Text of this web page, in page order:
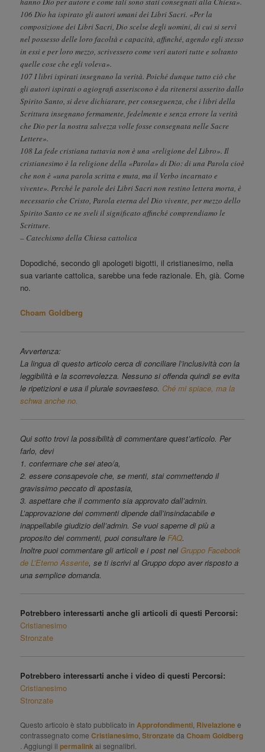
106 Dio ha ispirato gli autori umani dei Libri Sacri. «Per la
composizione dei Libri Sacri, Dio scelse degli uomini, di cui si servì
nel possesso delle loro facoltà e capacità, affinché, agendo egli stesso
in essi e per loro mezzo, scrivessero come veri autori tutte e soltanto
quelle cose che egli voleva».
107 I libri ispirati insegnano la verità. Poiché dunque tutto ciò che
gli autori ispirati o agiografi asseriscono è da ritenersi asserito dallo
Spirito Santo, si deve dichiarare, per conseguenza, che i libri della
Scrittura insegnano fermamente, fedelmente e senza errore la verità
che Dio per la nostra salvezza volle fosse consegnata nelle Sacre
Lettere».
108 La fede cristiana tuttavia non è una «religione del Libro». Il
cristianesimo è la religione della «Parola» di Dio: di una Parola cioè
che non è «una parola scritta e muta, ma il Verbo incarnato e
vivente». Perché le parole dei Libri Sacri non restino lettera morta, è
necessario che Cristo, Parola eterna del Dio vivente, per mezzo dello
Spirito Santo ce ne sveli il significato affinché comprendiamo le
Scritture.
– Catechismo della Chiesa cattolica
Dopodiché, secondo gli apologeti bigotti, il cristianesimo, nella
sua variante cattolica, sarebbe una fede razionale. Eh, già. Come
no.
Choam Goldberg
Avvertenza:
La lingua di questo articolo cerca di conciliare l’inclusività con la
leggibilità e la scorrevolezza. Nessuno si offenda quindi se evita
le ripetizioni e usa il plurale sovraesteso. Ché mi spiace, ma la
schwa anche no.
Qui sotto trovi la possibilità di commentare quest’articolo. Per
farlo, devi
1. confermare che sei ateo/a,
2. essere consapevole che, se menti, stai commettendo il
gravissimo peccato di apostasia,
3. aspettare che il commento sia approvato dall’admin.
L’approvazione dei commenti dipende dall’insindacabile e
inappellabile giudizio dell’admin. Se vuoi saperne di più a
proposito dei commenti, puoi consultare leFAQ.
Inoltre puoi commentare gli articoli e i post nel Gruppo Facebook
de L’Eterno Assente, se ti iscrivi al Gruppo dopo aver risposto a
una semplice domanda.
Potrebbero interessarti anche gli articoli di questi Percorsi:
Cristianesimo
Stronzate
Potrebbero interessarti anche i video di questi Percorsi:
Cristianesimo
Stronzate
Questo articolo è stato pubblicato in Approfondimenti Rivelazionee
contrassegnato comeCristianesimo ,StronzatedaChoam Goldberg
. Aggiungi ilpermalink ai segnalibri.